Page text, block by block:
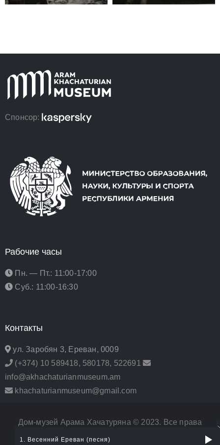
Спонсор:
Рабочие часы
Пн. — Пт.: 11:00-17:00
Суб.: 11:00-16:30
Контакты
ул. Заробян 3, Ереван, 0009
(+374) 10 589418, 580178, 522691
info@akhachaturianmuseum.am
khachaturianmuseum@gmail.com
Дом-музей Арама Хачатуряна © 2023. Все права
защищены. | Разработано в
1. Весенний Ереван (песня)